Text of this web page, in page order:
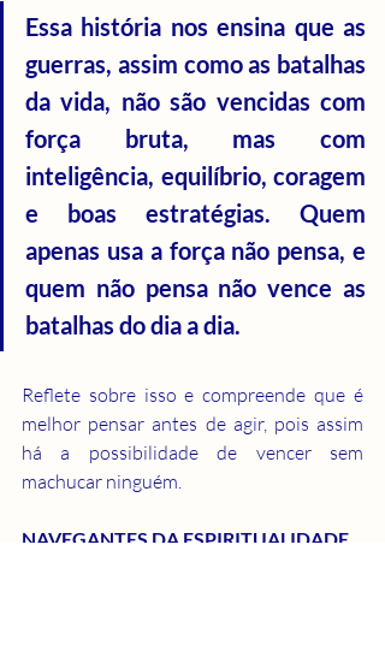
Essa história nos ensina que as
guerras, assim como as batalhas
da vida, não são vencidas com
força bruta, mas com
inteligência, equilíbrio, coragem
e boas estratégias. Quem
apenas usa a força não pensa, e
quem não pensa não vence as
batalhas do dia a dia.
Reflete sobre isso e compreende que é
melhor pensar antes de agir, pois assim
há a possibilidade de vencer sem
machucar ninguém.
NAVEGANTES DA ESPIRITUALIDADE.